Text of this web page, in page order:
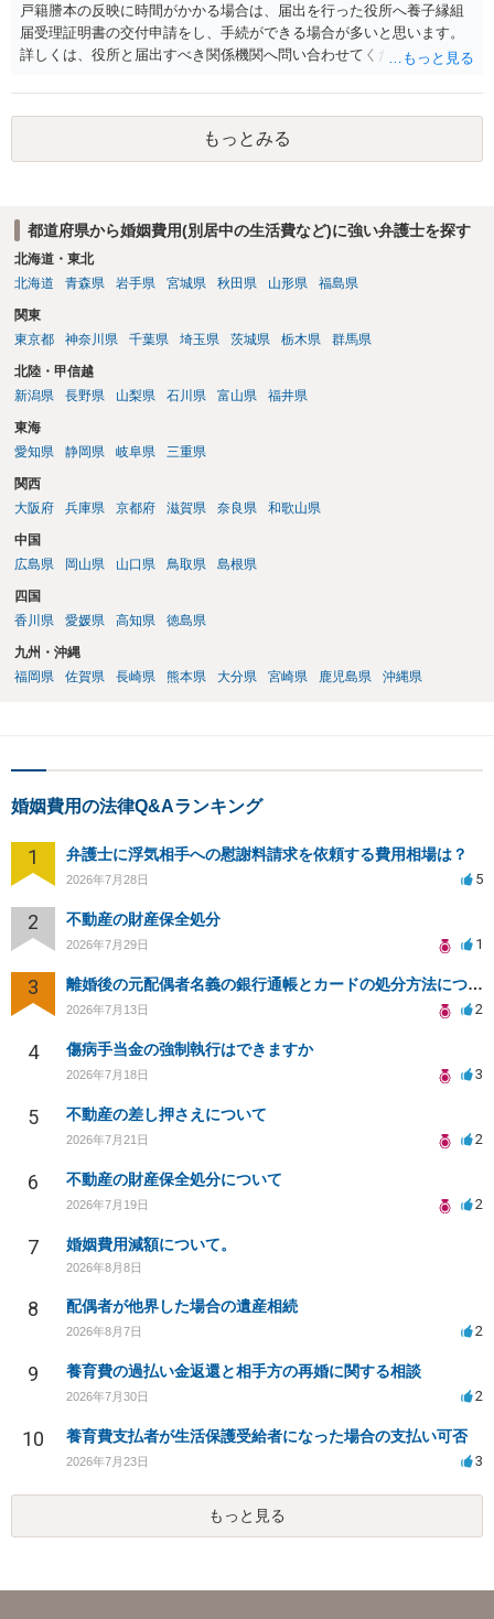
戸籍謄本の反映に時間がかかる場合は、届出を行った役所へ養子縁組
届受理証明書の交付申請をし、手続ができる場合が多いと思います。
詳しくは、役所と届出すべき関係機関へ問い合わせてください。
もっとみる
都道府県から婚姻費用(別居中の生活費など)に強い弁護士を探す
北海道・東北
北海道
青森県 岩手県 宮城県 秋田県 山形県 福島県
関東
東京都
神奈川県 千葉県 埼玉県 茨城県 栃木県 群馬県
北陸・甲信越
新潟県
長野県 山梨県 石川県 富山県 福井県
東海
愛知県
静岡県 岐阜県 三重県
関西
大阪府
兵庫県 京都府 滋賀県 奈良県 和歌山県
中国
広島県
岡山県 山口県 鳥取県 島根県
四国
香川県
愛媛県 高知県 徳島県
九州・沖縄
福岡県
佐賀県 長崎県 熊本県 大分県 宮崎県 鹿児島県 沖縄県
婚姻費用の法律Q&Aランキング
1 弁護士に浮気相手への慰謝料請求を依頼する費用相場は？
2026年7月28日 5
2 不動産の財産保全処分
2026年7月29日 1
3 離婚後の元配偶者名義の銀行通帳とカードの処分方法について
2026年7月13日 2
4 傷病手当金の強制執行はできますか
2026年7月18日 3
5 不動産の差し押さえについて
2026年7月21日 2
6 不動産の財産保全処分について
2026年7月19日 2
7 婚姻費用減額について。
2026年8月8日
8 配偶者が他界した場合の遺産相続
2026年8月7日 2
9 養育費の過払い金返還と相手方の再婚に関する相談
2026年7月30日 2
10 養育費支払者が生活保護受給者になった場合の支払い可否
2026年7月23日 3
もっと見る